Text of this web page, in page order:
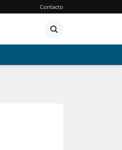
Contacto